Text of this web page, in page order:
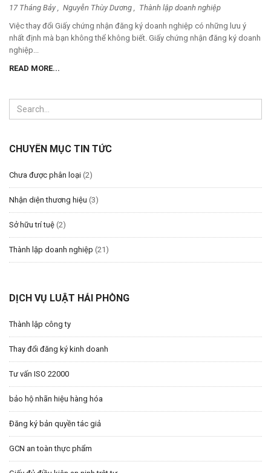
17 Tháng Bảy , Nguyễn Thùy Dương
Thành lập doanh nghiệp
Việc thay đổi Giấy chứng nhận đăng ký doanh nghiệp có những lưu ý
nhất định mà bạn không thể không biết. Giấy chứng nhận đăng ký doanh
nghiệp...
READ MORE...
CHUYÊN MỤC TIN TỨC
Chưa được phân loại (2)
Nhận diện thương hiệu (3)
Sở hữu trí tuệ (2)
Thành lập doanh nghiệp (21)
DỊCH VỤ LUẬT HẢI PHÒNG
Thành lập công ty
Thay đổi đăng ký kinh doanh
Tư vấn ISO 22000
bảo hộ nhãn hiệu hàng hóa
Đăng ký bản quyền tác giả
GCN an toàn thực phẩm